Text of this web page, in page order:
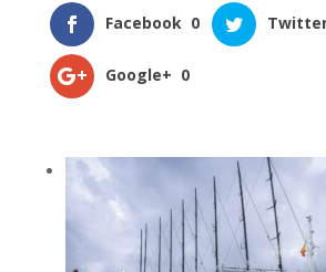
Facebook 0
Google+ 0